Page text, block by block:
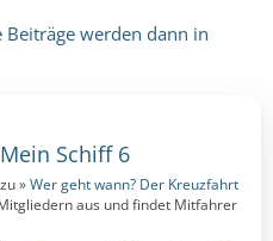
werden dann in
Schiff 6
»Wer geht wann? Der Kreuzfahrt
aus und findet Mitfahrer